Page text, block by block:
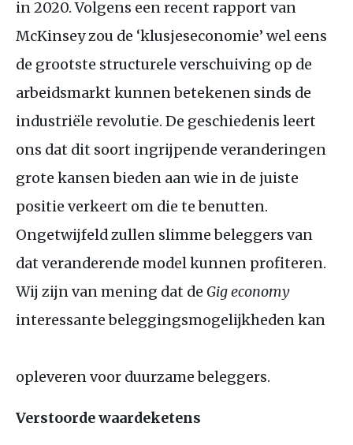
in 2020. Volgens een recent rapport van
McKinsey zou de ‘klusjeseconomie’ wel eens
de grootste structurele verschuiving op de
arbeidsmarkt kunnen betekenen sinds de
industriële revolutie. De geschiedenis leert
ons dat dit soort ingrijpende veranderingen
grote kansen bieden aan wie in de juiste
positie verkeert om die te benutten.
Ongetwijfeld zullen slimme beleggers van
dat veranderende model kunnen profiteren.
Wij zijn van mening dat de Gig economy
interessante beleggingsmogelijkheden kan
opleveren voor duurzame beleggers.
Verstoorde waardeketens